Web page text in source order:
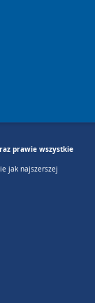
prawie wszystkie
jak najszerszej